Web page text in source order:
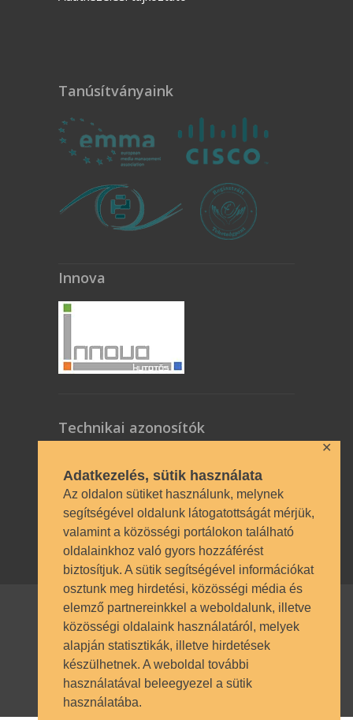
Adatkezelés, sütik használata
Az oldalon sütiket használunk, melynek
segítségével oldalunk látogatottságát mérjük,
valamint a közösségi portálokon található
oldalainkhoz való gyors hozzáférést
biztosítjuk. A sütik segítségével információkat
osztunk meg hirdetési, közösségi média és
elemző partnereinkkel a weboldalunk, illetve
közösségi oldalaink használatáról, melyek
alapján statisztikák, illetve hirdetések
készülhetnek. A weboldal további
használatával beleegyezel a sütik
használatába.
✕
Tanúsítványaink
Innova
Technikai azonosítók
engedély BP/1009/03987/2023.
Nyilvántartásba vételi szám TSzI034
© SZÁMALK-Szalézi Technikum és
Szakgimnázium 2017. Minden jog
fenntartva.